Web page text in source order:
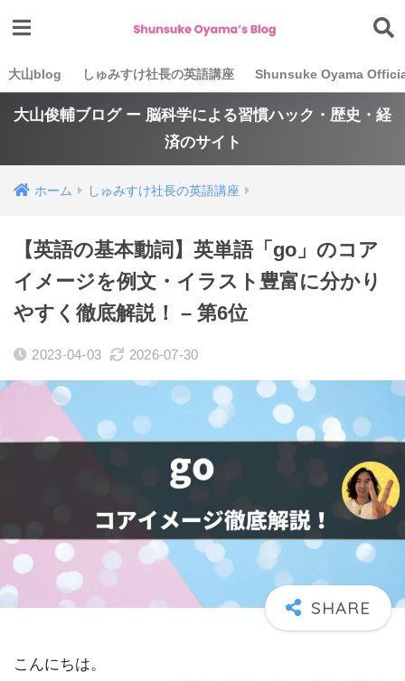
大山blog しゅみすけ社長の英語講座 Shunsuke Oyama
大山俊輔ブログ ー 脳科学による習慣ハック・歴史・経
済のサイト
ホーム しゅみすけ社長の英語講座
【英語の基本動詞】英単語「go」のコア
イメージを例文・イラスト豊富に分かり
やすく徹底解説！ – 第6位
2023-04-03 2026-07-30
こんにちは。